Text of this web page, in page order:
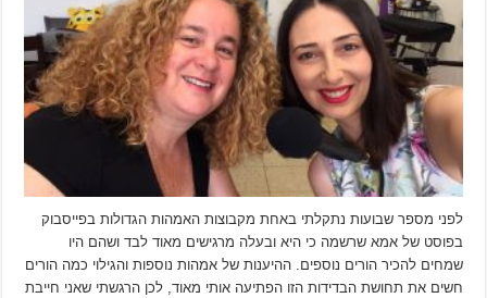
לפני מספר שבועות נתקלתי באחת מקבוצות האמהות הגדולות בפייסבוק
בפוסט של אמא שרשמה כי היא ובעלה מרגישים מאוד לבד ושהם היו
שמחים להכיר הורים נוספים. ההיענות של אמהות נוספות והגילוי כמה הורים
חשים את תחושת הבדידות הזו הפתיעה אותי מאוד, לכן הרגשתי שאני חייבת